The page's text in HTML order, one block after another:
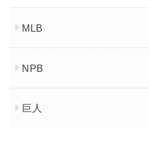
MLB
NPB
巨人